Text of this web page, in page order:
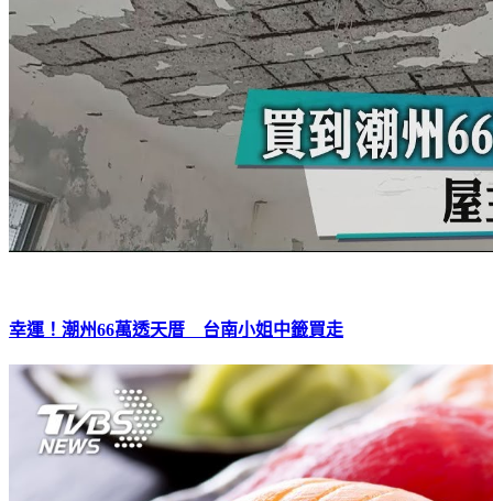
幸運！潮州66萬透天厝 台南小姐中籤買走